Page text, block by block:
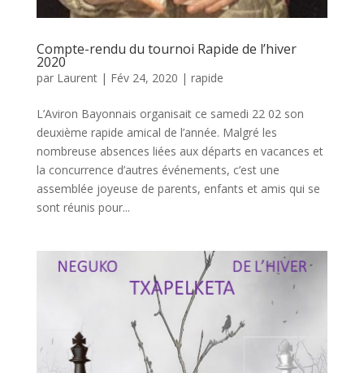
Compte-rendu du tournoi Rapide de l’hiver
2020
par Laurent| Fév 24, 2020 | rapide
L’Aviron Bayonnais organisait ce samedi 22 02 son
deuxième rapide amical de l’année. Malgré les
nombreuse absences liées aux départs en vacances et
la concurrence d’autres événements, c’est une
assemblée joyeuse de parents, enfants et amis qui se
sont réunis pour...